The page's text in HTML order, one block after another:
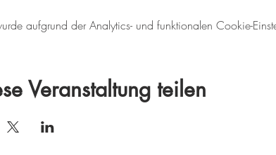
aufgrund der Analytics- und funktionalen Cookie-
Veranstaltung teilen